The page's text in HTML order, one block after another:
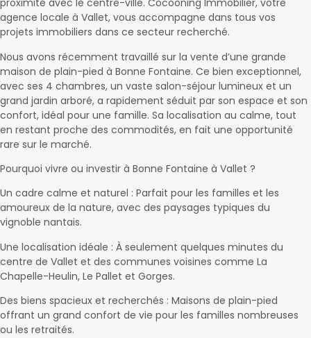
proximité avec le centre-ville. Cocooning Immobilier, votre
agence locale à Vallet, vous accompagne dans tous vos
projets immobiliers dans ce secteur recherché.
Nous avons récemment travaillé sur la vente d’une grande
maison de plain-pied à Bonne Fontaine. Ce bien exceptionnel,
avec ses 4 chambres, un vaste salon-séjour lumineux et un
grand jardin arboré, a rapidement séduit par son espace et son
confort, idéal pour une famille. Sa localisation au calme, tout
en restant proche des commodités, en fait une opportunité
rare sur le marché.
Pourquoi vivre ou investir à Bonne Fontaine à Vallet ?
Un cadre calme et naturel : Parfait pour les familles et les
amoureux de la nature, avec des paysages typiques du
vignoble nantais.
Une localisation idéale : À seulement quelques minutes du
centre de Vallet et des communes voisines comme La
Chapelle-Heulin, Le Pallet et Gorges.
Des biens spacieux et recherchés : Maisons de plain-pied
offrant un grand confort de vie pour les familles nombreuses
ou les retraités.